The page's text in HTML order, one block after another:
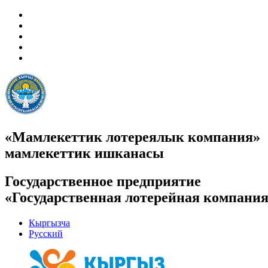
«Мамлекеттик лотереялык компания»
мамлекеттик ишканасы
Государственное предприятие
«Государственная лотерейная
Кыргызча
Русский